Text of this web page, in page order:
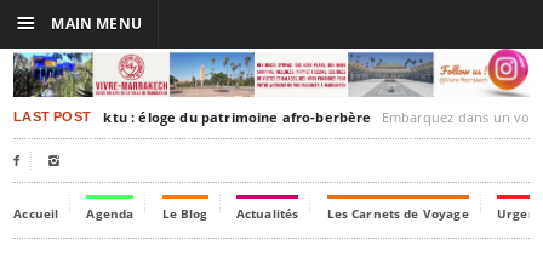
LAST POSTTimbuktu : éloge du patrimoine afro-berbère Embarquez dans un voyage culturel dans le
 
Accueil Agenda Le Blog Actualités Les Carnets de Voyage
☰ MAIN MENU